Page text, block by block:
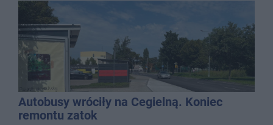
Autobusy wróciły na Cegielną. Koniec
remontu zatok